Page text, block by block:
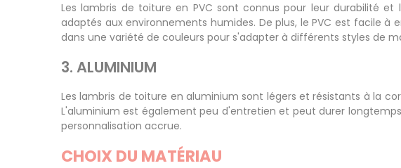
Les lambris de toiture en PVC sont connus pour leur durabilité
adaptés aux environnements humides. De plus, le PVC est facile
dans une variété de couleurs pour s'adapter à différents styles de
3. ALUMINIUM
Les lambris de toiture en aluminium sont légers et résistants à la
L'aluminium est également peu d'entretien et peut durer
personnalisation accrue.
CHOIX DU MATÉRIAU